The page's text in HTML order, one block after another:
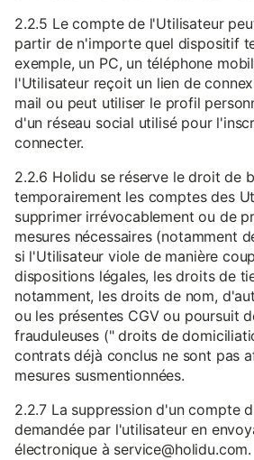
2.2.5 Le compte de l'Utilisateur
partir de n'importe quel dispositif
exemple, un PC, un téléphone
l'Utilisateur reçoit un lien de
mail ou peut utiliser le profil
d'un réseau social utilisé pour
connecter.
2.2.6 Holidu se réserve le droit de
temporairement les comptes des
supprimer irrévocablement ou de
mesures nécessaires (notamment
si l'Utilisateur viole de manière
dispositions légales, les droits de
notamment, les droits de nom,
ou les présentes CGV ou poursuit
frauduleuses (" droits de
contrats déjà conclus ne sont pas
mesures susmentionnées.
2.2.7 La suppression d'un compte
demandée par l'utilisateur en
électronique à service@holidu.com.